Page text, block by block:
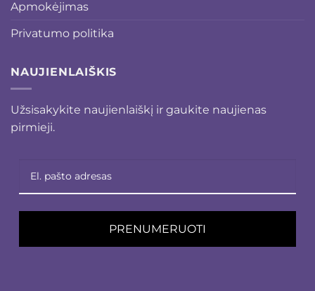
Apmokėjimas
Privatumo politika
NAUJIENLAIŠKIS
Užsisakykite naujienlaiškį ir gaukite naujienas
pirmieji.
PRENUMERUOTI